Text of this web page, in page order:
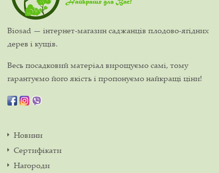
Biosad — інтернет-магазин саджанців плодово-ягідних
дерев і кущів.
Весь посадковий матеріал вирощуємо самі, тому
гарантуємо його якість і пропонуємо найкращі ціни!
Новини
Сертифікати
Нагороди